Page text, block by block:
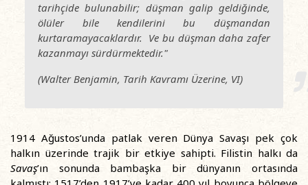
tarihçide bulunabilir; düşman galip geldiğinde,
ölüler bile kendilerini bu düşmandan
kurtaramayacaklardır. Ve bu düşman daha zafer
kazanmayı sürdürmektedir."
(Walter Benjamin, Tarih Kavramı Üzerine, VI)
1914 Ağustos’unda patlak veren Dünya Savaşı pek çok
halkın üzerinde trajik bir etkiye sahipti. Filistin halkı da
Savaş’ın sonunda bambaşka bir dünyanın ortasında